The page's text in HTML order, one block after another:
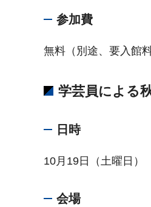
参加費
無料（別途、要入館料
学芸員による
日時
10月19日（土曜日
会場